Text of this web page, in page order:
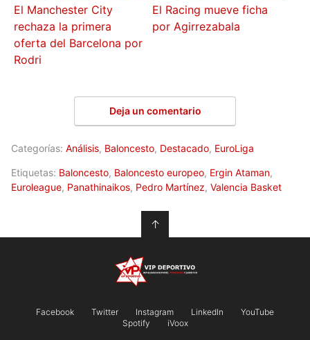
El Manchester City
rechaza la primera
oferta del Barcelona por
Rodri
El Racing mueve ficha
por Agirrezabala
Deja un comentario
Categorías: Análisis, Baloncesto, Destacado, EuroLiga
Etiquetas: Baloncesto, Baloncesto europeo, Ergin Ataman,
Euroleague, Panathinaikos, Pedro Martínez, Valencia Basket
↑
Facebook Twitter Instagram LinkedIn
YouTube
Spotify
iVoox